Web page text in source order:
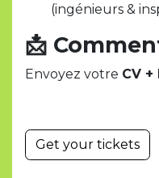
(ingénieurs &
📩
Envoyez votre CV
Get your tickets